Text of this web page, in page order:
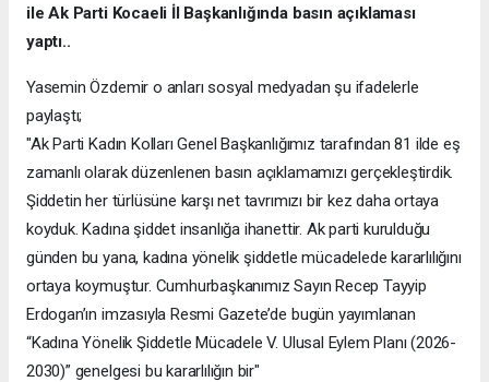
ile Ak Parti Kocaeli İl Başkanlığında basın açıklaması
yaptı..
Yasemin Özdemir o anları sosyal medyadan şu ifadelerle
paylaştı;
"Ak Parti Kadın Kolları Genel Başkanlığımız tarafından 81 ilde eş
zamanlı olarak düzenlenen basın açıklamamızı gerçekleştirdik.
Şiddetin her türlüsüne karşı net tavrımızı bir kez daha ortaya
koyduk. Kadına şiddet insanlığa ihanettir. Ak parti kurulduğu
günden bu yana, kadına yönelik şiddetle mücadelede kararlılığını
ortaya koymuştur. Cumhurbaşkanımız Sayın Recep Tayyip
Erdogan’ın imzasıyla Resmi Gazete’de bugün yayımlanan
“Kadına Yönelik Şiddetle Mücadele V. Ulusal Eylem Planı (2026-
2030)” genelgesi bu kararlılığın bir"